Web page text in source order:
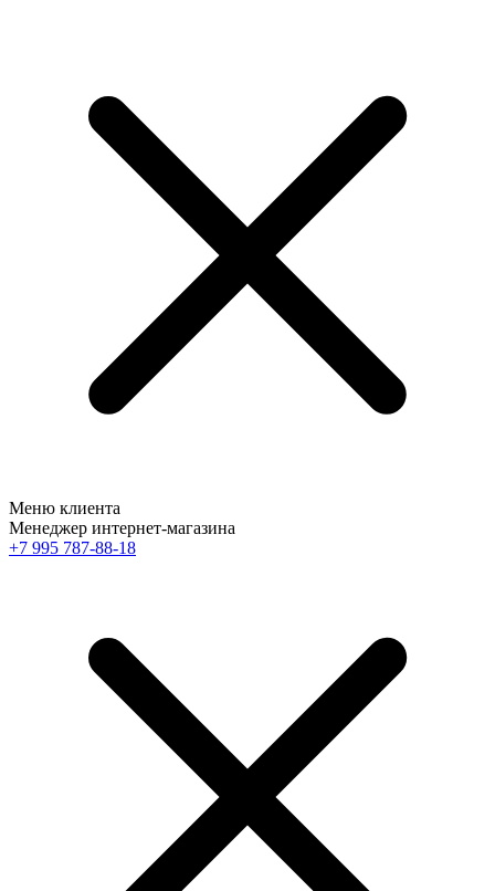
Меню клиента
Менеджер интернет-магазина
+7 995 787-88-18